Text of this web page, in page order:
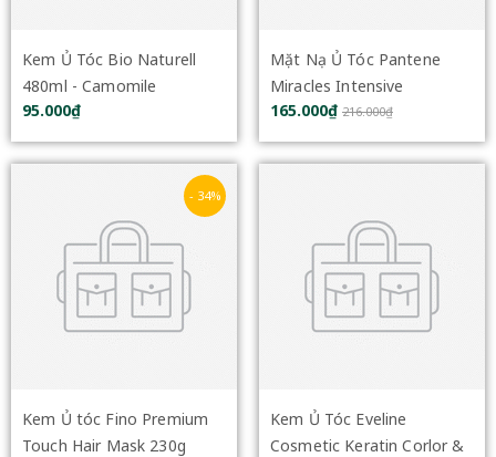
Kem Ủ Tóc Bio Naturell
480ml - Camomile
95.000₫
Mặt Nạ Ủ Tóc Pantene
Miracles Intensive
Treatment Mask 300ml
165.000₫ 216.000₫
- 34%
Kem Ủ tóc Fino Premium
Touch Hair Mask 230g
Kem Ủ Tóc Eveline
Cosmetic Keratin Corlor &